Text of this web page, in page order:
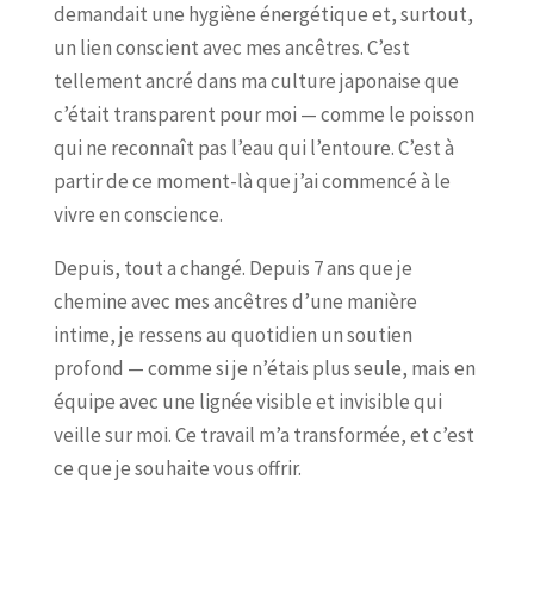
demandait une hygiène énergétique et, surtout,
un lien conscient avec mes ancêtres. C’est
tellement ancré dans ma culture japonaise que
c’était transparent pour moi — comme le poisson
qui ne reconnaît pas l’eau qui l’entoure. C’est à
partir de ce moment-là que j’ai commencé à le
vivre en conscience.
Depuis, tout a changé. Depuis 7 ans que je
chemine avec mes ancêtres d’une manière
intime, je ressens au quotidien un soutien
profond — comme si je n’étais plus seule, mais en
équipe avec une lignée visible et invisible qui
veille sur moi. Ce travail m’a transformée, et c’est
ce que je souhaite vous offrir.